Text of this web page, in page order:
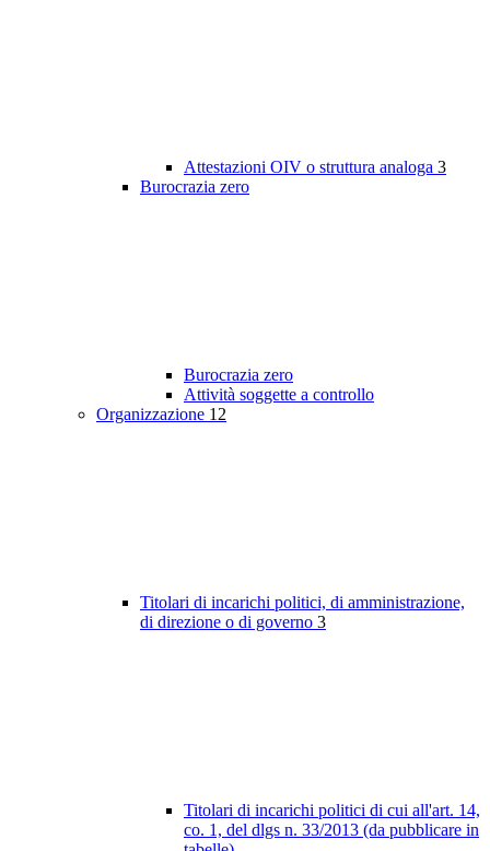
Attestazioni OIV o struttura analoga 3
Burocrazia zero
Burocrazia zero
Attività soggette a controllo
Organizzazione 12
Titolari di incarichi politici, di amministrazione,
di direzione o di governo 3
Titolari di incarichi politici di cui all'art. 14,
co. 1, del dlgs n. 33/2013 (da pubblicare in